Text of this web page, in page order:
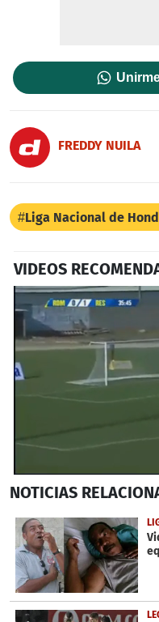
FREDDY NUILA
Liga Nacional de
VIDEOS
seconds
1
minute,
55
seconds
NOTICIAS